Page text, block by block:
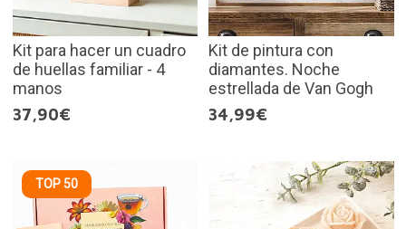
Kit para hacer un cuadro
de huellas familiar - 4
manos
37,90€
Kit de pintura con
diamantes. Noche
estrellada de Van Gogh
34,99€
TOP 50